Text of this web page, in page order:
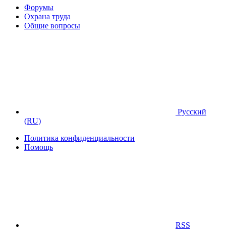
Форумы
Охрана труда
Общие вопросы
Русский
(RU)
Политика конфиденциальности
Помощь
RSS